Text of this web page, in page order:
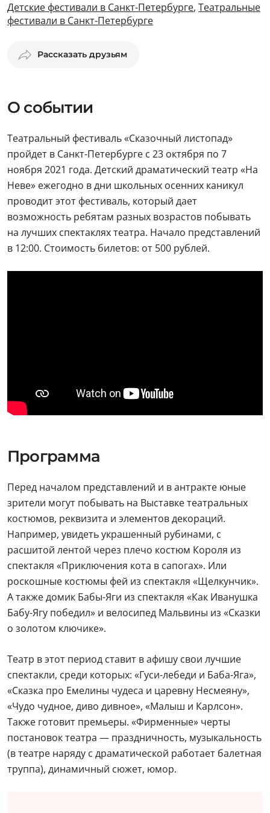
Детские фестивали в Санкт-Петербурге, Театральные
фестивали в Санкт-Петербурге
Рассказать друзьям
О событии
Театральный фестиваль «Сказочный листопад»
пройдет в Санкт-Петербурге с 23 октября по 7
ноября 2021 года. Детский драматический театр «На
Неве» ежегодно в дни школьных осенних каникул
проводит этот фестиваль, который дает
возможность ребятам разных возрастов побывать
на лучших спектаклях театра. Начало представлений
в 12:00. Стоимость билетов: от 500 рублей.
Программа
Перед началом представлений и в антракте юные
зрители могут побывать на Выставке театральных
костюмов, реквизита и элементов декораций.
Например, увидеть украшенный рубинами, с
расшитой лентой через плечо костюм Короля из
спектакля «Приключения кота в сапогах». Или
роскошные костюмы фей из спектакля «Щелкунчик».
А также домик Бабы-Яги из спектакля «Как Иванушка
Бабу-Ягу победил» и велосипед Мальвины из «Сказки
о золотом ключике».
Театр в этот период ставит в афишу свои лучшие
спектакли, среди которых: «Гуси-лебеди и Баба-Яга»,
«Сказка про Емелины чудеса и царевну Несмеяну»,
«Чудо чудное, диво дивное», «Малыш и Карлсон».
Также готовит премьеры. «Фирменные» черты
постановок театра — праздничность, музыкальность
(в театре наряду с драматической работает балетная
труппа), динамичный сюжет, юмор.